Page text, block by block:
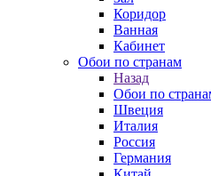
Коридор
Ванная
Кабинет
Обои по странам
Назад
Обои по
Швеция
Италия
Россия
Германия